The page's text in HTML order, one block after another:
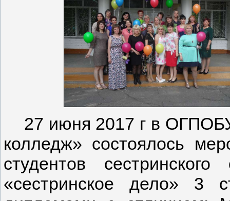
27 июня 2017 г в
колледж» состоялось
студентов
«сестринское дело» 3